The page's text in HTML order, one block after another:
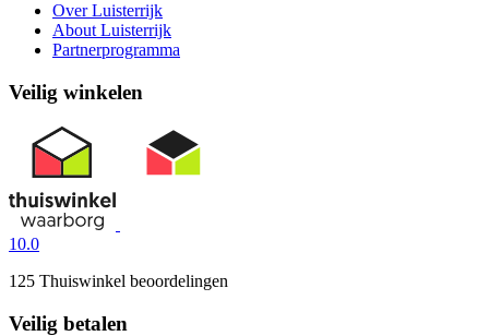
Over Luisterrijk
About Luisterrijk
Partnerprogramma
Veilig winkelen
10.0
125 Thuiswinkel beoordelingen
Veilig betalen